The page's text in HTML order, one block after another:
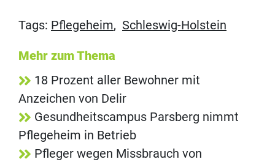
Tags: Pflegeheim, Schleswig-Holstein
Mehr zum Thema
18 Prozent aller Bewohner mit
Anzeichen von Delir
Gesundheitscampus Parsberg nimmt
Pflegeheim in Betrieb
Pfleger wegen Missbrauch von